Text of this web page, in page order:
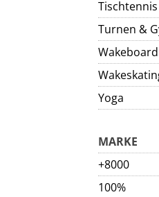
Tischtennis
Turnen &
Yoga
MARKE
+8000
100%